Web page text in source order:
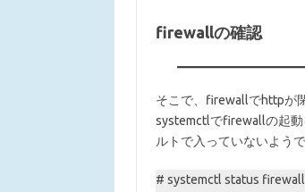
firewallの確認
そこで、firewallでhttpが
systemctlでfirewallの起動
ルトで入っていないようで
# systemctl status